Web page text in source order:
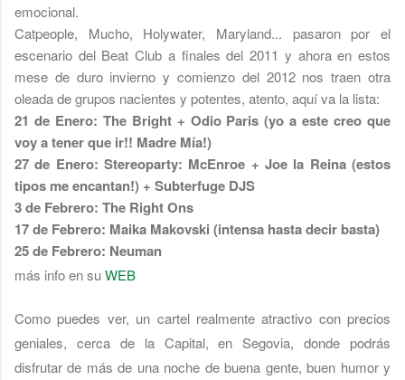
emocional.
Catpeople, Mucho, Holywater, Maryland... pasaron por el
escenario del Beat Club a finales del 2011 y ahora en estos
mese de duro invierno y comienzo del 2012 nos traen otra
oleada de grupos nacientes y potentes, atento, aquí va la lista:
21 de Enero: The Bright + Odio Paris (yo a este creo que
voy a tener que ir!! Madre Mía!)
27 de Enero: Stereoparty: McEnroe + Joe la Reina (estos
tipos me encantan!) + Subterfuge DJS
3 de Febrero: The Right Ons
17 de Febrero: Maika Makovski (intensa hasta decir basta)
25 de Febrero: Neuman
más info en suWEB
Como puedes ver, un cartel realmente atractivo con precios
geniales, cerca de la Capital, en Segovia, donde podrás
disfrutar de más de una noche de buena gente, buen humor y